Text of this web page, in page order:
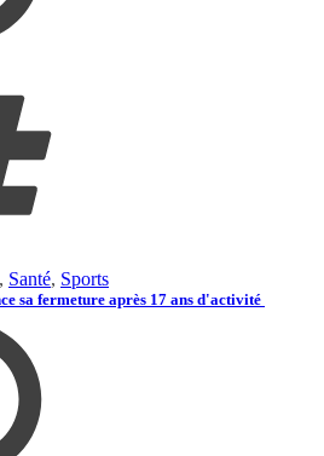
, Santé, Sports
sa fermeture après 17 ans d'activité